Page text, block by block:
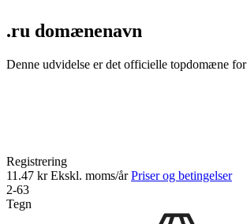
.ru domænenavn
Denne udvidelse er det officielle topdomæne for
Registrering
11.47 krEkskl. moms/årPriser og betingelser
2-63
Tegn